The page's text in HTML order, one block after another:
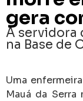
gera
A servidora
na Base de
Uma
Mauá da